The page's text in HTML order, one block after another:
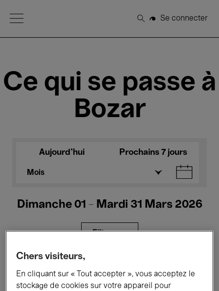
Open Menu
Rechercher
Se connecter
Ce qui se passe à
Bozar
Aujourd'hui Prochains 7 jours
Mois
Dimanche 01 - Mardi 31 Mars 2026
Filtres
Expositions Films Performances
Chers visiteurs,
En cliquant sur « Tout accepter », vous acceptez le
stockage de cookies sur votre appareil pour